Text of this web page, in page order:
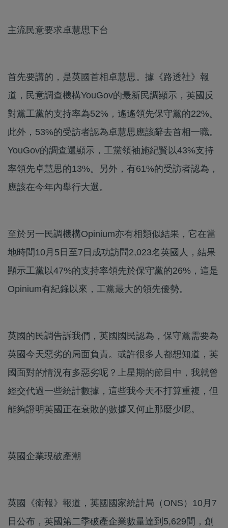
主流民意要求卓慧思下台
首先要講的，是英國首相卓慧思。據《路透社》報
道，民意調查機構YouGov的最新民調顯示，英國反
對黨工黨的支持率為52%，遙遙領先保守黨的22%。
此外，53%的受訪者認為卓慧思應該辭去首相一職。
YouGov的調查還顯示，工黨領袖施紀賢以43%支持
率領先卓慧思的13%。另外，有61%的受訪者認為，
應該在今年內舉行大選。
至於另一民調機構Opinium亦有相類似結果，它在當
地時間10月5日至7日成功訪問2,023名英國人，結果
顯示工黨以47%的支持率領先於保守黨的26%，這是
Opinium有紀錄以來，工黨最大的領先優勢。
英國的民調告訴我們，英國國民認為，保守黨需要為
英國今天惡劣的局面負責。或許很多人都想知道，英
國面對的情況有多惡劣呢？上星期的節目中，我就曾
經交代過一些統計數據，這些我今天不打算重複，但
能夠證明英國正在衰敗的數據又何止那麼少呢。
英國企業現破產潮
英國《衛報》報道，英國國家統計局（ONS）10月7
日公布，英國第二季破產企業數量達到5,629間，創